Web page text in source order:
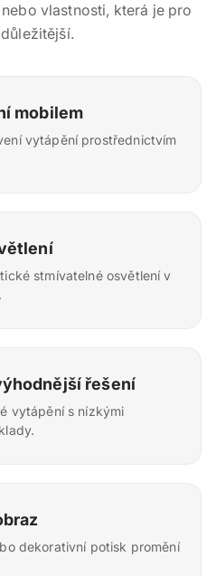
vlastnosti, která je pro
mobilem
vytápění prostřednictvím
stmívatelné osvětlení v
řešení
vytápění s nízkými
dekorativní potisk promění